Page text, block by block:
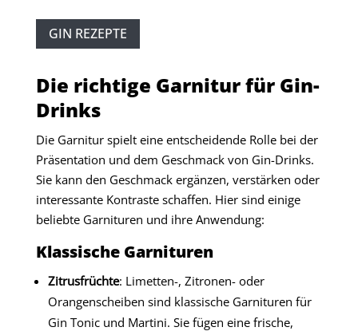
GIN REZEPTE
Die richtige Garnitur für Gin-
Drinks
Die Garnitur spielt eine entscheidende Rolle bei der
Präsentation und dem Geschmack von Gin-Drinks.
Sie kann den Geschmack ergänzen, verstärken oder
interessante Kontraste schaffen. Hier sind einige
beliebte Garnituren und ihre Anwendung:
Klassische Garnituren
Zitrusfrüchte: Limetten-, Zitronen- oder
Orangenscheiben sind klassische Garnituren für
Gin Tonic und Martini. Sie fügen eine frische,